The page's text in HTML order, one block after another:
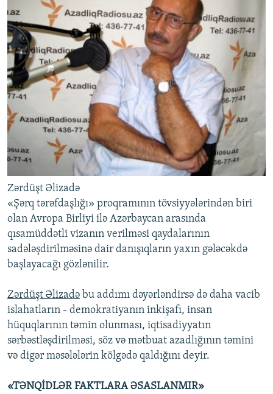
Zərdüşt Əlizadə
«Şərq tərəfdaşlığı» proqramının tövsiyyələrindən biri
olan Avropa Birliyi ilə Azərbaycan arasında
qısamüddətli vizanın verilməsi qaydalarının
sadələşdirilməsinə dair danışıqların yaxın gələcəkdə
başlayacağı gözlənilir.
Zərdüşt Əlizadə bu addımı dəyərləndirsə də daha vacib
islahatların - demokratiyanın inkişafı, insan
hüquqlarının təmin olunması, iqtisadiyyatın
sərbəstləşdirilməsi, söz və mətbuat azadlığının təmini
və digər məsələlərin kölgədə qaldığını deyir.
«TƏNQİDLƏR FAKTLARA ƏSASLANMIR»